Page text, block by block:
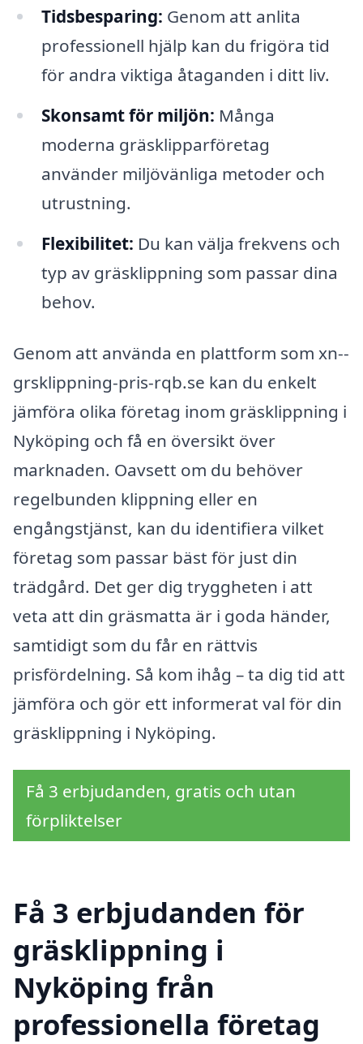
Tidsbesparing: Genom att anlita
professionell hjälp kan du frigöra tid
för andra viktiga åtaganden i ditt liv.
Skonsamt för miljön: Många
moderna gräsklipparföretag
använder miljövänliga metoder och
utrustning.
Flexibilitet: Du kan välja frekvens och
typ av gräsklippning som passar dina
behov.
Genom att använda en plattform som xn--
grsklippning-pris-rqb.se kan du enkelt
jämföra olika företag inom gräsklippning i
Nyköping och få en översikt över
marknaden. Oavsett om du behöver
regelbunden klippning eller en
engångstjänst, kan du identifiera vilket
företag som passar bäst för just din
trädgård. Det ger dig tryggheten i att
veta att din gräsmatta är i goda händer,
samtidigt som du får en rättvis
prisfördelning. Så kom ihåg – ta dig tid att
jämföra och gör ett informerat val för din
gräsklippning i Nyköping.
Få 3 erbjudanden, gratis och utan
förpliktelser
Få 3 erbjudanden för
gräsklippning i
Nyköping från
professionella företag